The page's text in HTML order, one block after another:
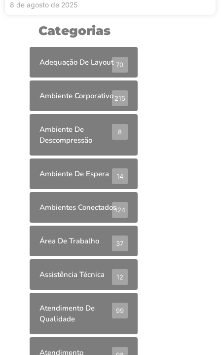
8 de agosto de 2025
Categorias
Adequação De Layout 70
Ambiente Corporativo215
Ambiente De
Descompressão
8
Ambiente De Espera 14
Ambientes Conectados124
Área De Trabalho 37
Assistência Técnica 12
Atendimento De
Qualidade
99
Atendimento